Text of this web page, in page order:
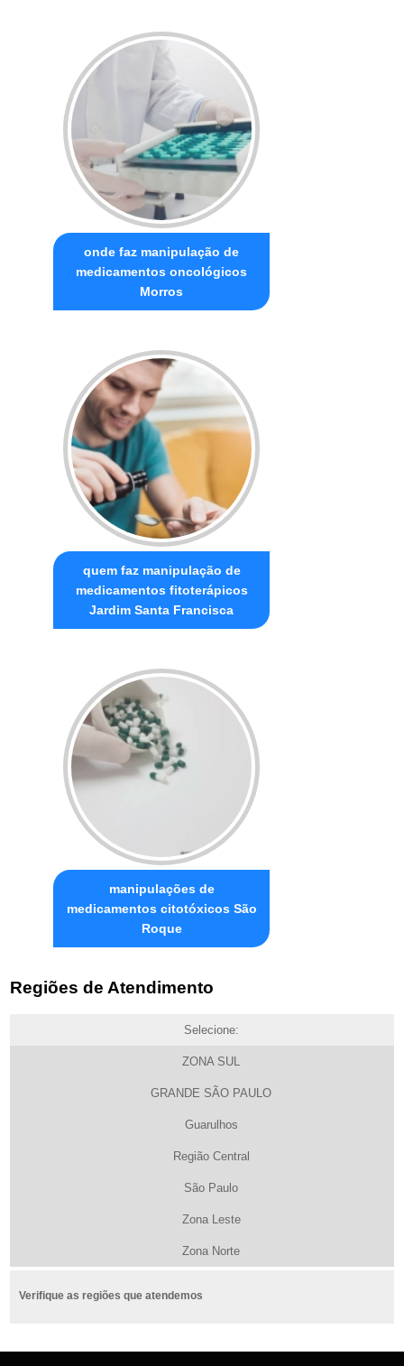
onde faz manipulação de
medicamentos oncológicos
Morros
quem faz manipulação de
medicamentos fitoterápicos
Jardim Santa Francisca
manipulações de
medicamentos citotóxicos São
Roque
Regiões de Atendimento
Selecione:
ZONA SUL
GRANDE SÃO PAULO
Guarulhos
Região Central
São Paulo
Zona Leste
Zona Norte
Verifique as regiões que atendemos